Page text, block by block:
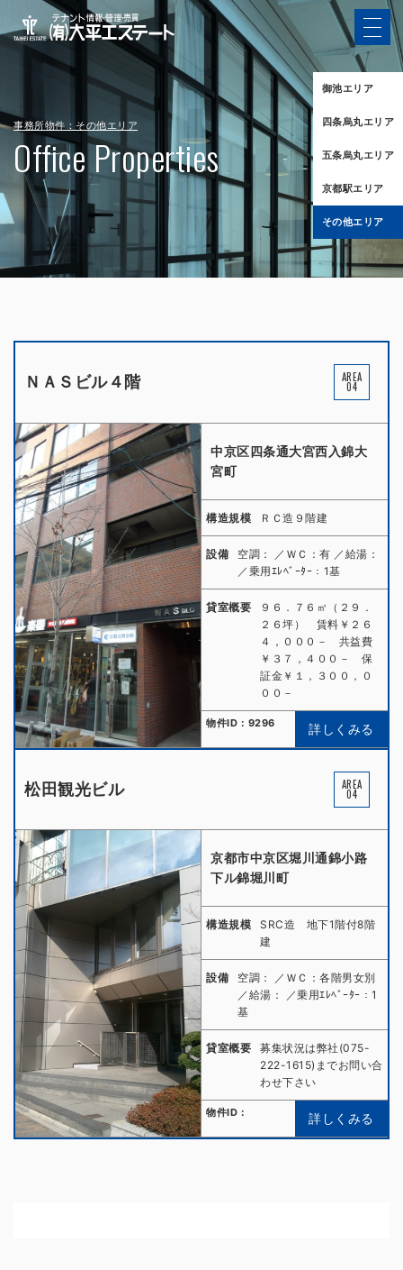
事務所物件：その他エリア
Office Properties
御池エリア
四条烏丸エリア
五条烏丸エリア
京都駅エリア
その他エリア
ＮＡＳビル４階 AREA
04
中京区四条通大宮西入錦大
宮町
構造規模 ＲＣ造９階建
設備
空調： ／ＷＣ：有 ／給湯：
／乗用ｴﾚﾍﾞｰﾀｰ：1基
貸室概要
９６．７６㎡（２９．
２６坪） 賃料￥２６
４，０００－ 共益費
￥３７，４００－ 保
証金￥１，３００，０
００－
物件ID：9296 詳しくみる
松田観光ビル AREA
04
京都市中京区堀川通錦小路
下ル錦堀川町
構造規模
SRC造 地下1階付8階
建
設備
空調： ／ＷＣ：各階男女別
／給湯： ／乗用ｴﾚﾍﾞｰﾀｰ：1
基
貸室概要
募集状況は弊社(075-
222-1615)までお問い合
わせ下さい
物件ID： 詳しくみる